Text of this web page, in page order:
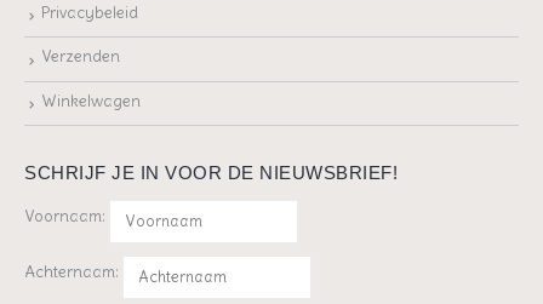
Privacybeleid
Verzenden
Winkelwagen
SCHRIJF JE IN VOOR DE NIEUWSBRIEF!
Voornaam:
Achternaam: